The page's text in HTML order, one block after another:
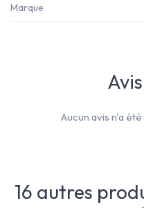
Marque
Aucun avis n'a
16 autres